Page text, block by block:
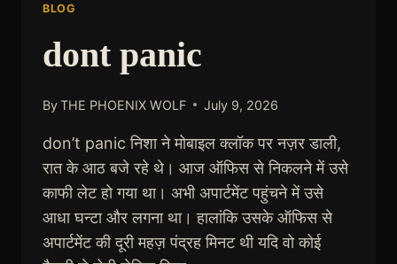
BLOG
dont panic
ByTHE PHOENIX WOLF July 9, 2026
don’t panic निशा ने मोबाइल क्लॉक पर नज़र डाली,
रात के आठ बजे रहे थे। आज ऑफिस से निकलने में उसे
काफी लेट हो गया था। अभी अपार्टमेंट पहुंचने में उसे
आधा घन्टा और लगना था। हालांकि उसके ऑफिस से
अपार्टमेंट की दूरी महज़ पंद्रह मिनट थी यदि वो कोई